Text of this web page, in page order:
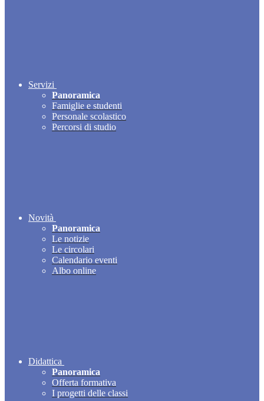
Servizi
Panoramica
Famiglie e studenti
Personale scolastico
Percorsi di studio
Novità
Panoramica
Le notizie
Le circolari
Calendario eventi
Albo online
Didattica
Panoramica
Offerta formativa
I progetti delle classi